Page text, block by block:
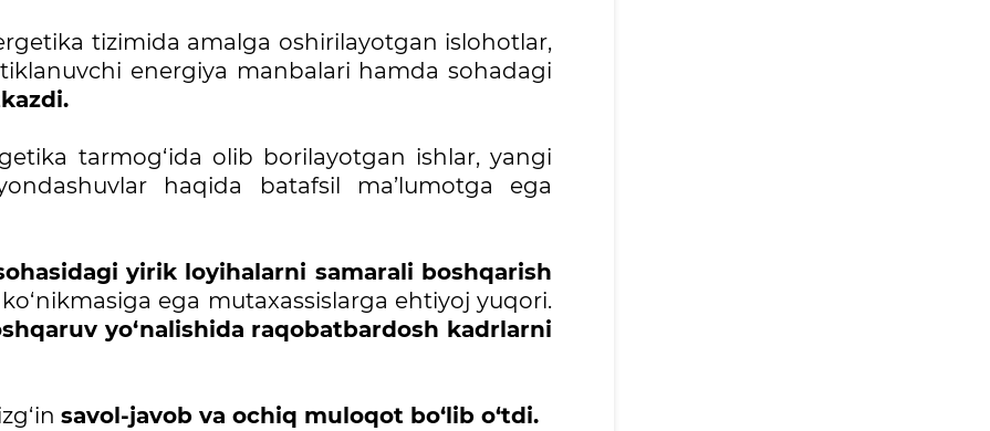
tizimida amalga oshirilayotgan islohotlar,
energiya manbalari hamda sohadagi
tarmog‘ida olib borilayotgan ishlar, yangi
haqida batafsil ma’lumotga ega
yirik loyihalarni samarali boshqarish
ega mutaxassislarga ehtiyoj yuqori.
yo‘nalishida raqobatbardosh kadrlarni
savol-javob va ochiq muloqot bo‘lib o‘tdi.